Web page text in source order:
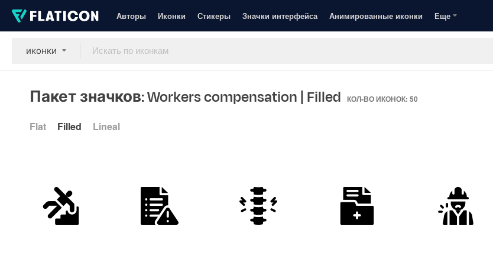
Авторы Иконки Стикеры Значки интерфейса Анимированные иконки Еще
иконки
Пакет значков: Workers compensation | Filled КОЛ-ВО ИКОНОК: 50
Flat Filled Lineal